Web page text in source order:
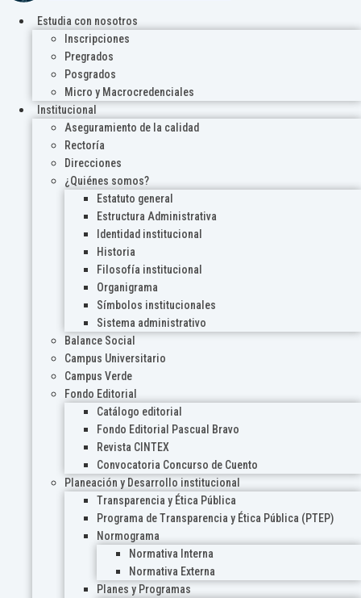
Estudia con nosotros
Inscripciones
Pregrados
Posgrados
Micro y Macrocredenciales
Institucional
Aseguramiento de la calidad
Rectoría
Direcciones
¿Quiénes somos?
Estatuto general
Estructura Administrativa
Identidad institucional
Historia
Filosofía institucional
Organigrama
Símbolos institucionales
Sistema administrativo
Balance Social
Campus Universitario
Campus Verde
Fondo Editorial
Catálogo editorial
Fondo Editorial Pascual Bravo
Revista CINTEX
Convocatoria Concurso de Cuento
Planeación y Desarrollo institucional
Transparencia y Ética Pública
Programa de Transparencia y Ética Pública (PTEP)
Normograma
Normativa Interna
Normativa Externa
Planes y Programas